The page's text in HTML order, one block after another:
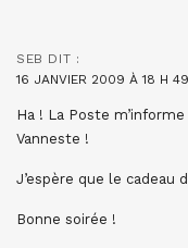
SEB DIT :
16 JANVIER 2009 À 18 H
Ha ! La Poste
Vanneste !
J’espère que le cadeau
Bonne soirée !